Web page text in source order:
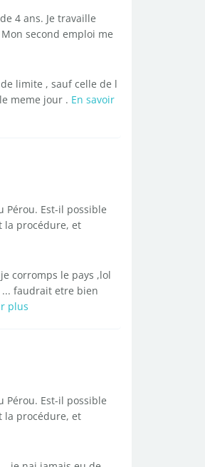
4 ans. Je travaille
second emploi me
limite , sauf celle de l
meme jour . En savoir
Est-il possible
la procédure, et
corromps le pays ,lol
faudrait etre bien
plus
Est-il possible
la procédure, et